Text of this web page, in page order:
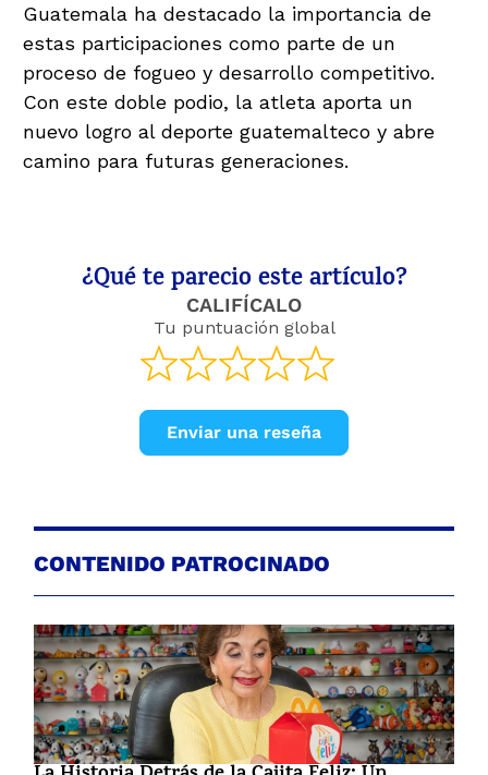
Guatemala ha destacado la importancia de
estas participaciones como parte de un
proceso de fogueo y desarrollo competitivo.
Con este doble podio, la atleta aporta un
nuevo logro al deporte guatemalteco y abre
camino para futuras generaciones.
¿Qué te parecio este artículo?
CALIFÍCALO
Tu puntuación global
Enviar una reseña
CONTENIDO PATROCINADO